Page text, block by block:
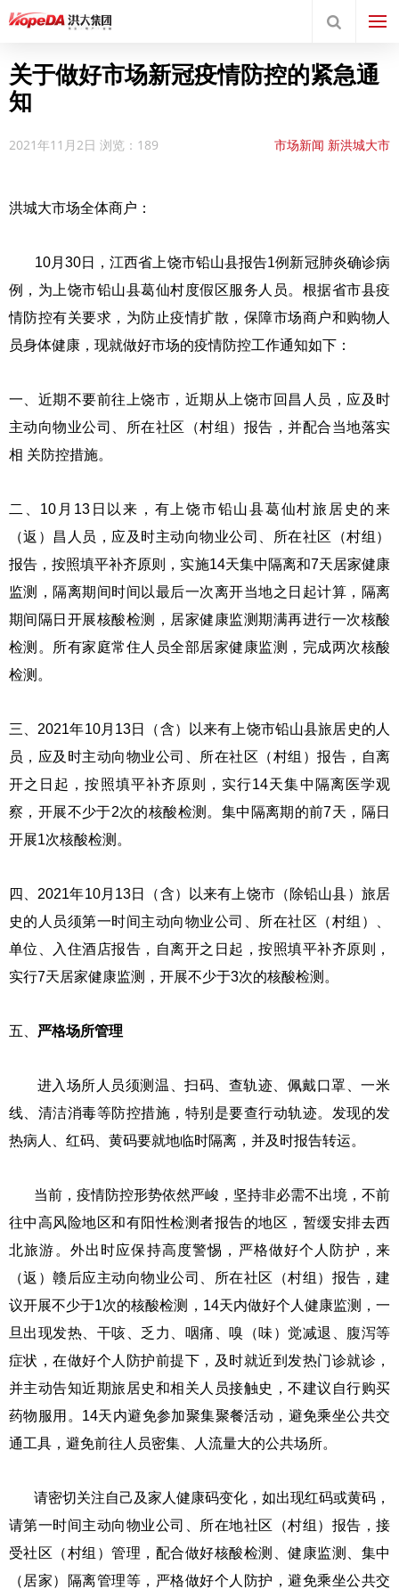
关于做好市场新冠疫情防控的紧急通
知
2021年11月2日 浏览：189 市场新闻 新洪城大市
洪城大市场全体商户：
10月30日，江西省上饶市铅山县报告1例新冠肺炎确诊病
例，为上饶市铅山县葛仙村度假区服务人员。根据省市县疫
情防控有关要求，为防止疫情扩散，保障市场商户和购物人
员身体健康，现就做好市场的疫情防控工作通知如下：
一、近期不要前往上饶市，近期从上饶市回昌人员，应及时
主动向物业公司、所在社区（村组）报告，并配合当地落实
相 关防控措施。
二、10月13日以来，有上饶市铅山县葛仙村旅居史的来
（返）昌人员，应及时主动向物业公司、所在社区（村组）
报告，按照填平补齐原则，实施14天集中隔离和7天居家健康
监测，隔离期间时间以最后一次离开当地之日起计算，隔离
期间隔日开展核酸检测，居家健康监测期满再进行一次核酸
检测。所有家庭常住人员全部居家健康监测，完成两次核酸
检测。
三、2021年10月13日（含）以来有上饶市铅山县旅居史的人
员，应及时主动向物业公司、所在社区（村组）报告，自离
开之日起，按照填平补齐原则，实行14天集中隔离医学观
察，开展不少于2次的核酸检测。集中隔离期的前7天，隔日
开展1次核酸检测。
四、2021年10月13日（含）以来有上饶市（除铅山县）旅居
史的人员须第一时间主动向物业公司、所在社区（村组）、
单位、入住酒店报告，自离开之日起，按照填平补齐原则，
实行7天居家健康监测，开展不少于3次的核酸检测。
五、 严格场所管理
进入场所人员须测温、扫码、查轨迹、佩戴口罩、一米
线、清洁消毒等防控措施，特别是要查行动轨迹。发现的发
热病人、红码、黄码要就地临时隔离，并及时报告转运。
当前，疫情防控形势依然严峻，坚持非必需不出境，不前
往中高风险地区和有阳性检测者报告的地区，暂缓安排去西
北旅游。外出时应保持高度警惕，严格做好个人防护，来
（返）赣后应主动向物业公司、所在社区（村组）报告，建
议开展不少于1次的核酸检测，14天内做好个人健康监测，一
旦出现发热、干咳、乏力、咽痛、嗅（味）觉减退、腹泻等
症状，在做好个人防护前提下，及时就近到发热门诊就诊，
并主动告知近期旅居史和相关人员接触史，不建议自行购买
药物服用。14天内避免参加聚集聚餐活动，避免乘坐公共交
通工具，避免前往人员密集、人流量大的公共场所。
请密切关注自己及家人健康码变化，如出现红码或黄码，
请第一时间主动向物业公司、所在地社区（村组）报告，接
受社区（村组）管理，配合做好核酸检测、健康监测、集中
（居家）隔离管理等，严格做好个人防护，避免乘坐公共交